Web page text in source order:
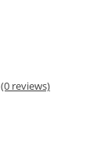
(0 reviews)